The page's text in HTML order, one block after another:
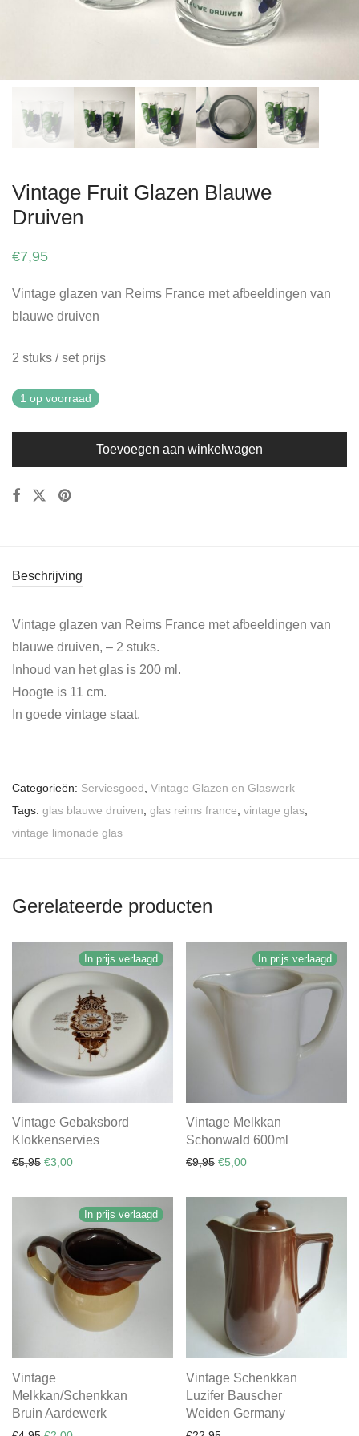
Vintage Fruit Glazen Blauwe
Druiven
€7,95
Vintage glazen van Reims France met afbeeldingen van
blauwe druiven
2 stuks / set prijs
1 op voorraad
Toevoegen aan winkelwagen
Beschrijving
Vintage glazen van Reims France met afbeeldingen van
blauwe druiven, – 2 stuks.
Inhoud van het glas is 200 ml.
Hoogte is 11 cm.
In goede vintage staat.
Categorieën: Serviesgoed Vintage Glazen en Glaswerk
Tags: glas blauwe druiven glas reims france vintage glas
vintage limonade glas
Gerelateerde producten
In prijs verlaagd
Vintage Gebaksbord
Klokkenservies
€5,95 Oorspronkelijke prijs was: €5,95.
€3,00Huidige prijs is: €3,00.
In prijs verlaagd
Vintage Melkkan
Schonwald 600ml
€9,95 Oorspronkelijke prijs was:
€5,00Huidige prijs is: €5,00.
In prijs verlaagd
Vintage
Melkkan/Schenkkan
Bruin Aardewerk
Vintage Schenkkan
Luzifer Bauscher
Weiden Germany